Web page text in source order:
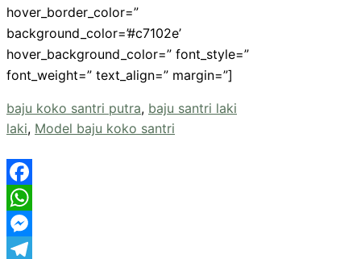
hover_border_color=”
background_color=’#c7102e’
hover_background_color=” font_style=”
font_weight=” text_align=” margin=”]
baju koko santri putra, baju santri laki
laki, Model baju koko santri
Facebook
WhatsApp
Messenger